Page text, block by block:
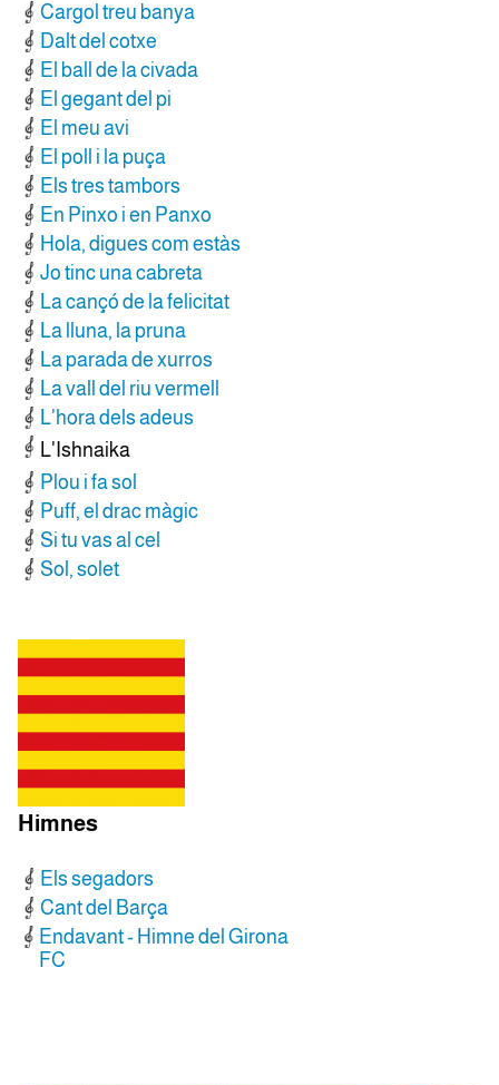
Cargol treu banya
Dalt del cotxe
El ball de la civada
El gegant del pi
El meu avi
El poll i la puça
Els tres tambors
En Pinxo i en Panxo
Hola, digues com estàs
Jo tinc una cabreta
La cançó de la felicitat
La lluna, la pruna
La parada de xurros
La vall del riu vermell
L'hora dels adeus
L'Ishnaika
Plou i fa sol
Puff, el drac màgic
Si tu vas al cel
Sol, solet
Himnes
Els segadors
Cant del Barça
Endavant - Himne del Girona
FC